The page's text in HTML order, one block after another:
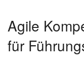
Agile
für